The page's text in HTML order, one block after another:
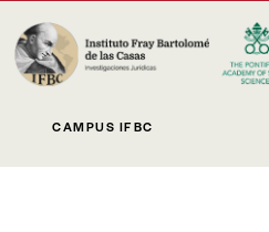
CAMPUS IFBC